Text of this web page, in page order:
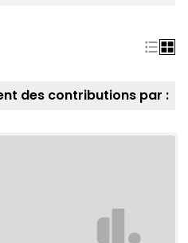
des contributions par :